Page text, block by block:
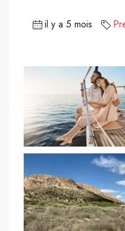
il y a 5 mois